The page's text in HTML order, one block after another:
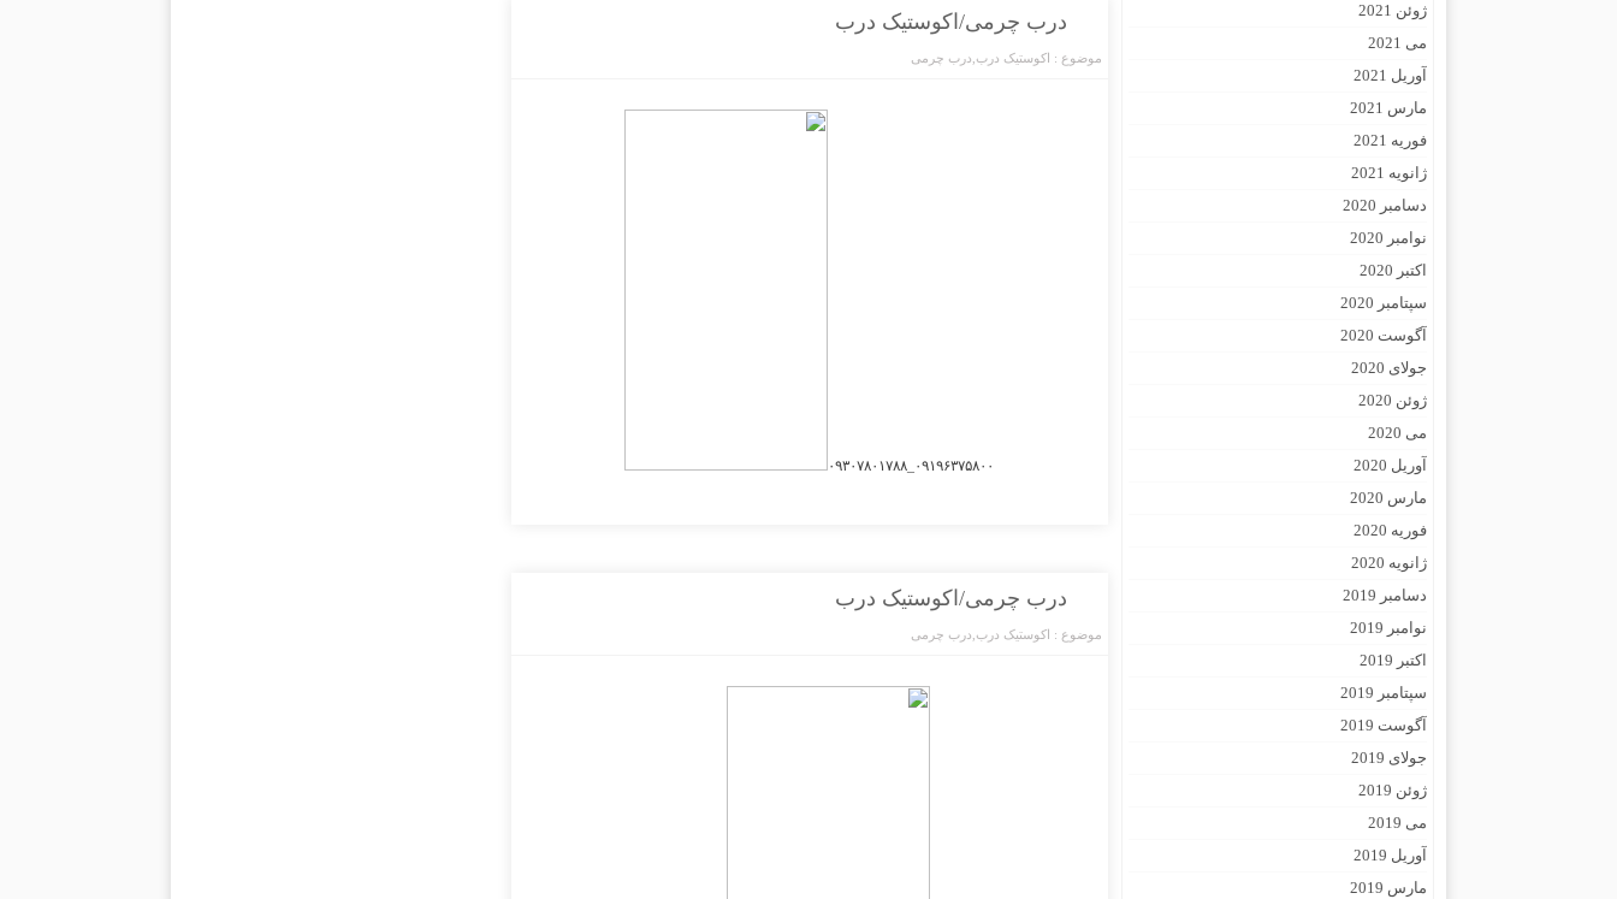
درب چرمی/اکوستیک درب
موضوع : اکوستیک درب درب چرمی
درب چرمی/اکوستیک درب
موضوع : اکوستیک درب درب چرمی
۰۹۱۹۶۳۷۵۸۰۰_۰۹۳۰۷۸۰۱۷۸۸
ژوئن 2021
می 2021
آوریل 2021
مارس 2021
فوریه 2021
ژانویه 2021
دسامبر 2020
نوامبر 2020
اکتبر 2020
سپتامبر 2020
آگوست 2020
جولای 2020
ژوئن 2020
می 2020
آوریل 2020
مارس 2020
فوریه 2020
ژانویه 2020
دسامبر 2019
نوامبر 2019
اکتبر 2019
سپتامبر 2019
آگوست 2019
جولای 2019
ژوئن 2019
می 2019
آوریل 2019
مارس 2019